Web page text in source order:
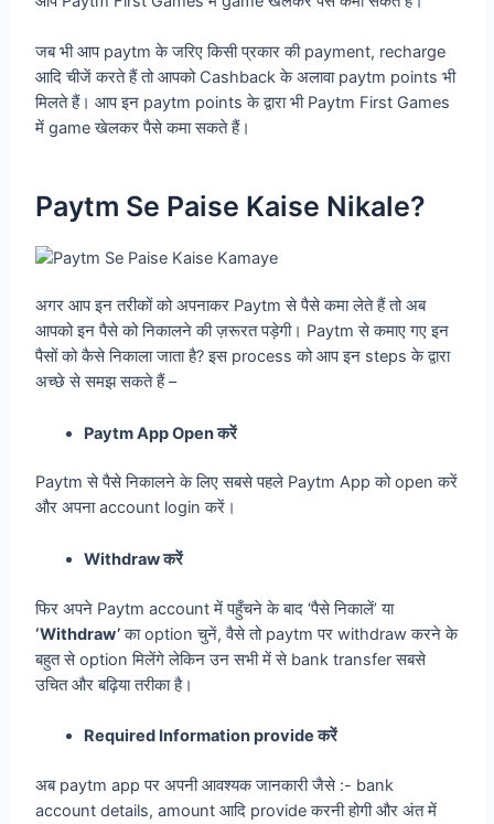
जब भी आप paytm के जरिए किसी प्रकार की payment, recharge
आदि चीजें करते हैं तो आपको Cashback के अलावा paytm points भी
मिलते हैं। आप इन paytm points के द्वारा भी Paytm First Games
में game खेलकर पैसे कमा सकते हैं।
Paytm Se Paise Kaise Nikale?
अगर आप इन तरीकों को अपनाकर Paytm से पैसे कमा लेते हैं तो अब
आपको इन पैसे को निकालने की ज़रूरत पड़ेगी। Paytm से कमाए गए इन
पैसों को कैसे निकाला जाता है? इस process को आप इन steps के द्वारा
अच्छे से समझ सकते हैं –
Paytm App Open करें
Paytm से पैसे निकालने के लिए सबसे पहले Paytm App को open करें
और अपना account login करें।
Withdraw करें
फिर अपने Paytm account में पहुँचने के बाद ‘पैसे निकालें’ या
‘Withdraw’का option चुनें, वैसे तो paytm पर withdraw करने के
बहुत से option मिलेंगे लेकिन उन सभी में से bank transfer सबसे
उचित और बढ़िया तरीका है।
Required Information provide करें
अब paytm app पर अपनी आवश्यक जानकारी जैसे :- bank
account details, amount आदि provide करनी होगी और अंत में